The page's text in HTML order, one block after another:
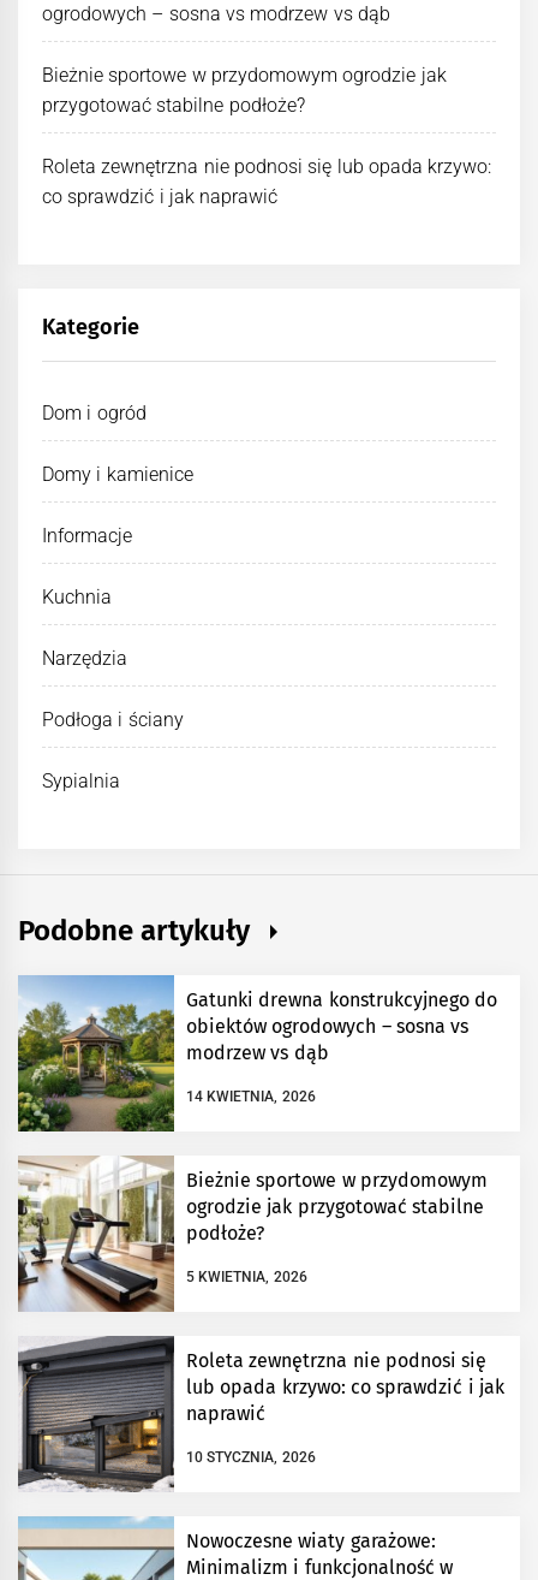
ogrodowych – sosna vs modrzew vs dąb
Bieżnie sportowe w przydomowym ogrodzie jak
przygotować stabilne podłoże?
Roleta zewnętrzna nie podnosi się lub opada krzywo:
co sprawdzić i jak naprawić
Kategorie
Dom i ogród
Domy i kamienice
Informacje
Kuchnia
Narzędzia
Podłoga i ściany
Sypialnia
Podobne artykuły
Gatunki drewna konstrukcyjnego do
obiektów ogrodowych – sosna vs
modrzew vs dąb
14 KWIETNIA, 2026
Bieżnie sportowe w przydomowym
ogrodzie jak przygotować stabilne
podłoże?
5 KWIETNIA, 2026
Roleta zewnętrzna nie podnosi się
lub opada krzywo: co sprawdzić i jak
naprawić
10 STYCZNIA, 2026
Nowoczesne wiaty garażowe:
Minimalizm i funkcjonalność w